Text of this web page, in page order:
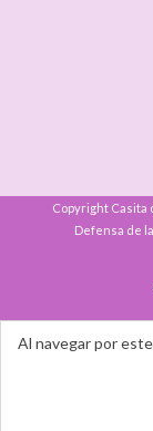
Al navegar por
Copyright Casita
Defensa de